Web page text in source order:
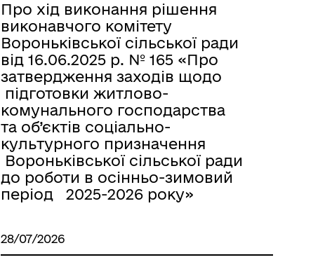
Про хід виконання рішення
виконавчого комітету
Вороньківської сільської ради
від 16.06.2025 р. № 165 «Про
затвердження заходів щодо
підготовки житлово-
комунального господарства
та об’єктів соціально-
культурного призначення
Вороньківської сільської ради
до роботи в осінньо-зимовий
період 2025-2026 року»
28/07/2026